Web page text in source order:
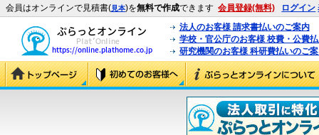
会員はオンラインで見積書(見本)を無料で作成できます 会員登録(無料) ログイン
法人のお客様 請求書払いのご案内
学校・官公庁のお客様 校費・公費
研究機関のお客様 科研費払いのご